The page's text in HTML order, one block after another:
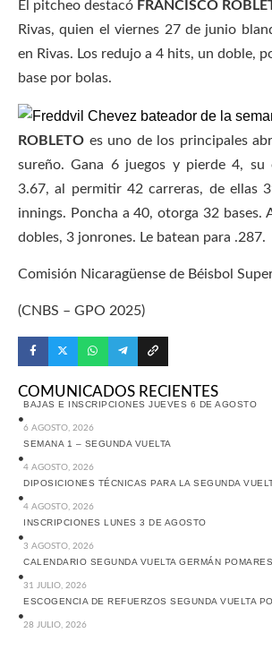
El pitcheo destacó FRANCISCO
Rivas, quien el viernes 27 de junio
en Rivas. Los redujo a 4 hits, un doble,
base por bolas.
ROBLETO es uno de los principales
sureño. Gana 6 juegos y pierde 4, su
3.67, al permitir 42 carreras, de ellas
innings. Poncha a 40, otorga 32 bases.
dobles, 3 jonrones. Le batean para .287.
Comisión Nicaragüense de Béisbol
(CNBS – GPO 2025)
COMUNICADOS RECIENTES
BAJAS E INSCRIPCIONES JUEVES 6 DE AGOSTO
6 AGOSTO, 2026
SEMANA 1 – SEGUNDA VUELTA
4 AGOSTO, 2026
DIPOSICIONES TÉCNICAS PARA LA SEGUNDA
4 AGOSTO, 2026
INSCRIPCIONES LUNES 3 DE AGOSTO
3 AGOSTO, 2026
CALENDARIO SEGUNDA VUELTA GERMÁN
31 JULIO, 2026
ESCOGENCIA DE REFUERZOS SEGUNDA VUELTA
28 JULIO, 2026